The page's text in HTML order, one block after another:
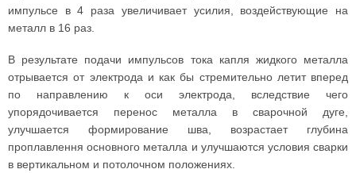
импульсе в 4 раза увеличивает усилия, воздействующие на
металл в 16 раз.
В результате подачи импульсов тока капля жидкого металла
отрывается от электрода и как бы стремительно летит вперед
по направлению к оси электрода, вследствие чего
упорядочивается перенос металла в сварочной дуге,
улучшается формирование шва, возрастает глубина
проплавлення основного металла и улучшаются условия сварки
в вертикальном и потолочном положениях.